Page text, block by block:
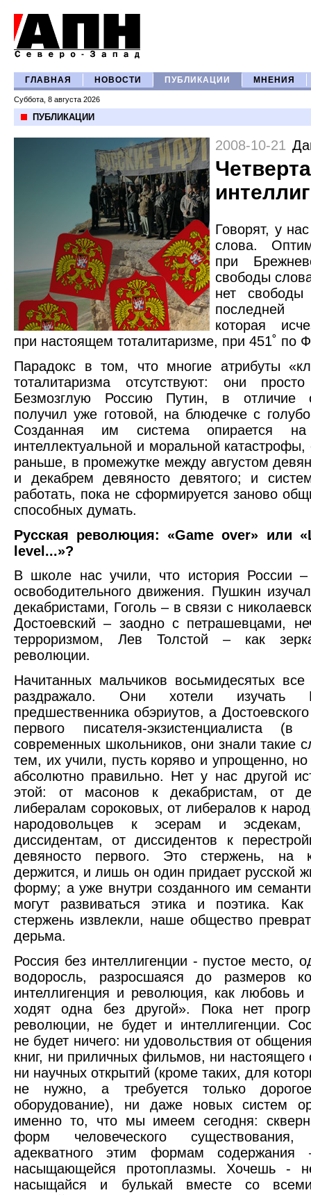
ГЛАВНАЯ НОВОСТИ ПУБЛИКАЦИИ МНЕНИЯ
Суббота, 8 августа 2026
ПУБЛИКАЦИИ
2008-10-21
Говорят, у
слова.
при
свободы
нет
которая
при настоящем тоталитаризме, при 451˚ по
Парадокс в том, что многие атрибуты
тоталитаризма отсутствуют: они
Безмозглую Россию Путин, в отличие
получил уже готовой, на блюдечке с
Созданная им система опирается на
интеллектуальной и моральной
раньше, в промежутке между августом
и декабрем девяносто девятого; и
работать, пока не сформируется заново
способных думать.
Русская революция: «Game over» или
level...»?
В школе нас учили, что история России –
освободительного движения. Пушкин
декабристами, Гоголь – в связи с
Достоевский – заодно с петрашевцами,
терроризмом, Лев Толстой – как
революции.
Начитанных мальчиков восьмидесятых
раздражало. Они хотели изучать
предшественника обэриутов, а
первого писателя-экзистенциалиста
современных школьников, они знали такие
тем, их учили, пусть коряво и упрощенно,
абсолютно правильно. Нет у нас другой
этой: от масонов к декабристам, от
либералам сороковых, от либералов к
народовольцев к эсерам и
диссидентам, от диссидентов к
девяносто первого. Это стержень, на
держится, и лишь он один придает русской
форму; а уже внутри созданного им
могут развиваться этика и поэтика. Как
стержень извлекли, наше общество
дерьма.
Россия без интеллигенции - пустое место,
водоросль, разросшаяся до размеров
интеллигенция и революция, как любовь и
ходят одна без другой». Пока нет
революции, не будет и интеллигенции.
не будет ничего: ни удовольствия от
книг, ни приличных фильмов, ни настоящего
ни научных открытий (кроме таких, для
не нужно, а требуется только
оборудование), ни даже новых систем
именно то, что мы имеем сегодня:
форм человеческого
адекватного этим формам содержания
насыщающейся протоплазмы. Хочешь -
насыщайся и булькай вместе со